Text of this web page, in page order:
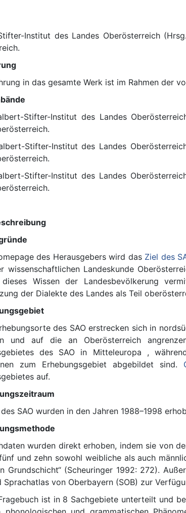
Institut des Landes Oberösterreich
in das gesamte Werk ist im Rahmen der
Stifter-Institut des Landes
Stifter-Institut des Landes
Stifter-Institut des Landes
des Herausgebers wird das Ziel des
wissenschaftlichen Landeskunde
Wissen der Landesbevölkerung
der Dialekte des Landes als Teil
des SAO erstrecken sich in
und auf die an Oberösterreich
des SAO in Mitteleuropa ,
zum Erhebungsgebiet abgebildet sind.
auf.
SAO wurden in den Jahren 1988–1998
wurden direkt erhoben, indem sie von
und zehn sowohl weibliche als auch
Grundschicht“ (Scheuringer 1992: 272).
Sprachatlas von Oberbayern (SOB) zur
ist in 8 Sachgebiete unterteilt und